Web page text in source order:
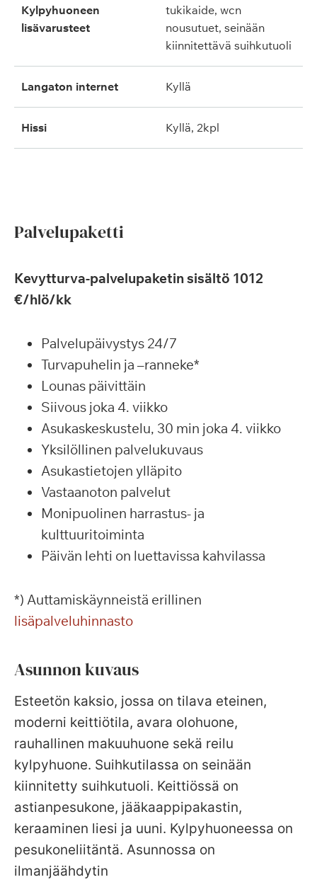
kylpyhuoneen
lisävarusteet
tukikaide, wcn
nousutuet, seinään
kiinnitettävä suihkutuoli
langaton internet kyllä
hissi kyllä, 2kpl
Palvelupaketti
Kevytturva-palvelupaketin sisältö 1012
€/hlö/kk
Palvelupäivystys 24/7
Turvapuhelin ja –ranneke*
Lounas päivittäin
Siivous joka 4. viikko
Asukaskeskustelu, 30 min joka 4. viikko
Yksilöllinen palvelukuvaus
Asukastietojen ylläpito
Vastaanoton palvelut
Monipuolinen harrastus- ja
kulttuuritoiminta
Päivän lehti on luettavissa kahvilassa
*) Auttamiskäynneistä erillinen
lisäpalveluhinnasto
Asunnon kuvaus
Esteetön kaksio, jossa on tilava eteinen,
moderni keittiötila, avara olohuone,
rauhallinen makuuhuone sekä reilu
kylpyhuone. Suihkutilassa on seinään
kiinnitetty suihkutuoli. Keittiössä on
astianpesukone, jääkaappipakastin,
keraaminen liesi ja uuni. Kylpyhuoneessa on
pesukoneliitäntä. Asunnossa on
ilmanjäähdytin